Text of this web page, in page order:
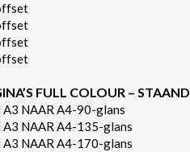
FULL COLOUR – STAAND
A3 NAAR A4-90-glans
A3 NAAR A4-135-glans
A3 NAAR A4-170-glans